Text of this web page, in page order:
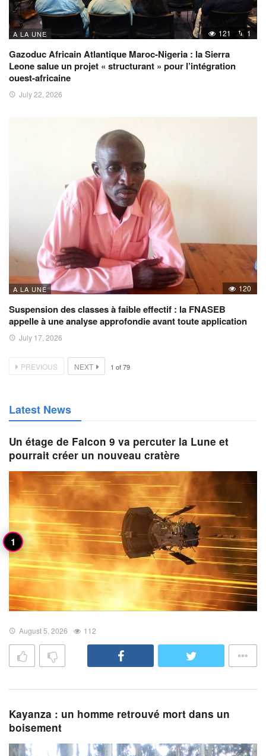
A LA UNE 121 1
Gazoduc Africain Atlantique Maroc-Nigeria : la Sierra
Leone salue un projet « structurant » pour l’intégration
ouest-africaine
July 22, 2026
A LA UNE 120
Suspension des classes à faible effectif : la FNASEB
appelle à une analyse approfondie avant toute application
July 17, 2026
PREVIOUS NEXT 1 of79
Latest News
Un étage de Falcon 9 va percuter la Lune et
pourrait créer un nouveau cratère
August 5, 2026 112
Kayanza : un homme retrouvé mort dans un
boisement